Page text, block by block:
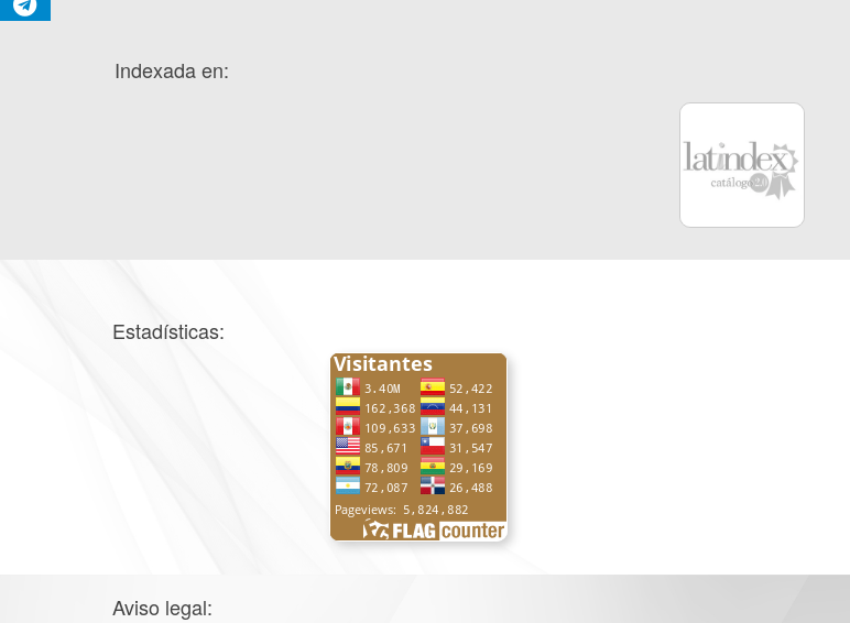
Indexada en:
Estadísticas:
Aviso legal: